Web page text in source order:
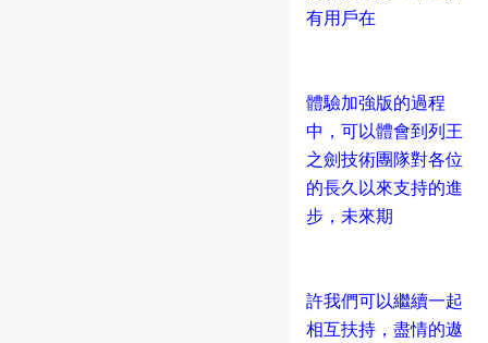
有用戶在
體驗加強版的過程
中，可以體會到列王
之劍技術團隊對各位
的長久以來支持的進
步，未來期
許我們可以繼續一起
相互扶持，盡情的遨